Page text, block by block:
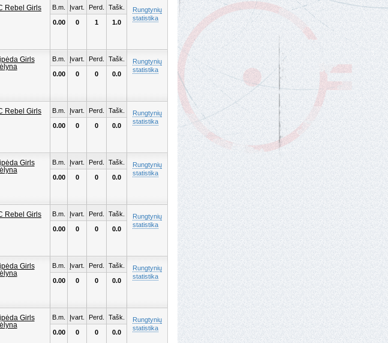
B.m.
0.00
Įvart.
0
Perd.
1
Tašk.
1.0
Rungtynių
statistika
B.m.
0.00
Įvart.
0
Perd.
0
Tašk.
0.0
Rungtynių
statistika
B.m.
0.00
Įvart.
0
Perd.
0
Tašk.
0.0
Rungtynių
statistika
B.m.
0.00
Įvart.
0
Perd.
0
Tašk.
0.0
Rungtynių
statistika
B.m.
0.00
Įvart.
0
Perd.
0
Tašk.
0.0
Rungtynių
statistika
B.m.
0.00
Įvart.
0
Perd.
0
Tašk.
0.0
Rungtynių
statistika
B.m.
0.00
Įvart.
0
Perd.
0
Tašk.
0.0
Rungtynių
statistika